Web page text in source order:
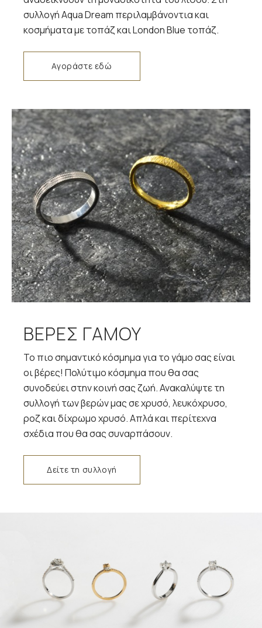
συλλογή Aqua Dream περιλαμβάνοντια και
κοσμήματα με τοπάζ και London Blue τοπάζ.
Αγοράστε εδώ
ΒΕΡΕΣ ΓΑΜΟΥ
Το πιο σημαντικό κόσμημα για το γάμο σας είναι
οι βέρες! Πολύτιμο κόσμημα που θα σας
συνοδεύει στην κοινή σας ζωή. Ανακαλύψτε τη
συλλογή των βερών μας σε χρυσό, λευκόχρυσο,
ροζ και δίχρωμο χρυσό. Απλά και περίτεχνα
σχέδια που θα σας συναρπάσουν.
Δείτε τη συλλογή